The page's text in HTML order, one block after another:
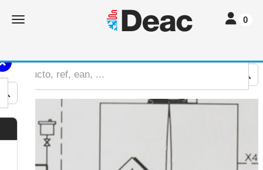
Toggle navigation Toggle
0